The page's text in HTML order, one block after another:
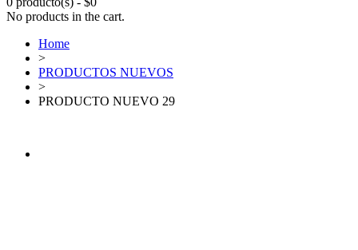
No products in the cart.
Home
>
PRODUCTOS NUEVOS
>
PRODUCTO NUEVO 29